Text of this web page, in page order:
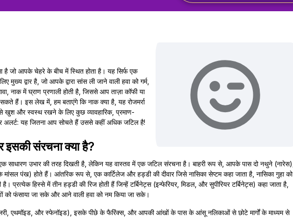
जो आपके चेहरे के बीच में स्थित होता है। यह सिर्फ एक
मुख्य द्वार है, जो आपके द्वारा सांस ली जाने वाली हवा को गर्म,
नाक में घ्राण प्रणाली होती है, जिससे आप ताज़ा कॉफी या
हैं। इस लेख में, हम बताएंगे कि नाक क्या है, यह रोजमर्रा
खुश और स्वस्थ रखने के लिए कुछ व्यावहारिक, प्रमाण-
अलर्ट: यह जितना आप सोचते हैं उससे कहीं अधिक जटिल है!
संरचना क्या है?
उभार की तरह दिखती है, लेकिन यह वास्तव में एक जटिल संरचना है। बाहरी रूप से, आपके पास दो नथुने (नारेस),
पंख) होते हैं। आंतरिक रूप से, एक कार्टिलेज और हड्डी की दीवार जिसे नासिका सेप्टम कहा जाता है, नासिका गुहा को
है। प्रत्येक हिस्से में तीन हड्डी की रिज होती हैं जिन्हें टर्बिनेट्स (इन्फेरियर, मिडल, और सुपीरियर टर्बिनेट्स) कहा जाता है,
को फंसाया जा सके और आने वाली हवा को नम किया जा सके।
एथमॉइड, और स्फेनॉइड), इसके पीछे के फैरिंक्स, और आपकी आंखों के पास के आंसू नलिकाओं से छोटे मार्गों के माध्यम से